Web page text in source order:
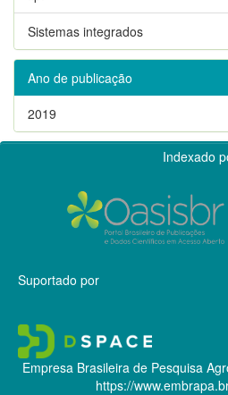
Sistemas integrados
Ano de publicação
2019
Indexado
Suportado por
Empresa Brasileira de Pesquisa
https://